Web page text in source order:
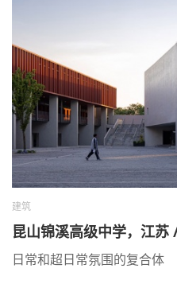
建筑
昆山锦溪高级中学，江
日常和超日常氛围的复合体